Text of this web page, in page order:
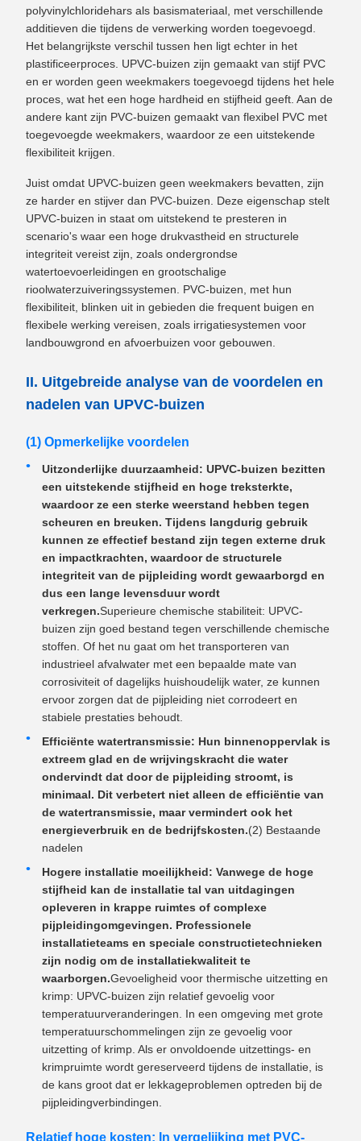
polyvinylchloridehars als basismateriaal, met verschillende
additieven die tijdens de verwerking worden toegevoegd.
Het belangrijkste verschil tussen hen ligt echter in het
plastificeerproces. UPVC-buizen zijn gemaakt van stijf PVC
en er worden geen weekmakers toegevoegd tijdens het hele
proces, wat het een hoge hardheid en stijfheid geeft. Aan de
andere kant zijn PVC-buizen gemaakt van flexibel PVC met
toegevoegde weekmakers, waardoor ze een uitstekende
flexibiliteit krijgen.
Juist omdat UPVC-buizen geen weekmakers bevatten, zijn
ze harder en stijver dan PVC-buizen. Deze eigenschap stelt
UPVC-buizen in staat om uitstekend te presteren in
scenario's waar een hoge drukvastheid en structurele
integriteit vereist zijn, zoals ondergrondse
watertoevoerleidingen en grootschalige
rioolwaterzuiveringssystemen. PVC-buizen, met hun
flexibiliteit, blinken uit in gebieden die frequent buigen en
flexibele werking vereisen, zoals irrigatiesystemen voor
landbouwgrond en afvoerbuizen voor gebouwen.
II. Uitgebreide analyse van de voordelen en
nadelen van UPVC-buizen
(1) Opmerkelijke voordelen
Uitzonderlijke duurzaamheid: UPVC-buizen bezitten
een uitstekende stijfheid en hoge treksterkte,
waardoor ze een sterke weerstand hebben tegen
scheuren en breuken. Tijdens langdurig gebruik
kunnen ze effectief bestand zijn tegen externe druk
en impactkrachten, waardoor de structurele
integriteit van de pijpleiding wordt gewaarborgd en
dus een lange levensduur wordt
verkregen.Superieure chemische stabiliteit: UPVC-
buizen zijn goed bestand tegen verschillende chemische
stoffen. Of het nu gaat om het transporteren van
industrieel afvalwater met een bepaalde mate van
corrosiviteit of dagelijks huishoudelijk water, ze kunnen
ervoor zorgen dat de pijpleiding niet corrodeert en
stabiele prestaties behoudt.
Efficiënte watertransmissie: Hun binnenoppervlak is
extreem glad en de wrijvingskracht die water
ondervindt dat door de pijpleiding stroomt, is
minimaal. Dit verbetert niet alleen de efficiëntie van
de watertransmissie, maar vermindert ook het
energieverbruik en de bedrijfskosten.(2) Bestaande
nadelen
Hogere installatie moeilijkheid: Vanwege de hoge
stijfheid kan de installatie tal van uitdagingen
opleveren in krappe ruimtes of complexe
pijpleidingomgevingen. Professionele
installatieteams en speciale constructietechnieken
zijn nodig om de installatiekwaliteit te
waarborgen.Gevoeligheid voor thermische uitzetting en
krimp: UPVC-buizen zijn relatief gevoelig voor
temperatuurveranderingen. In een omgeving met grote
temperatuurschommelingen zijn ze gevoelig voor
uitzetting of krimp. Als er onvoldoende uitzettings- en
krimpruimte wordt gereserveerd tijdens de installatie, is
de kans groot dat er lekkageproblemen optreden bij de
pijpleidingverbindingen.
Relatief hoge kosten: In vergelijking met PVC-